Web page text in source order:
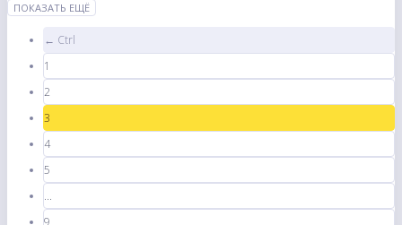
ПОКАЗАТЬ ЕЩЁ
← Ctrl
1
2
3
4
5
...